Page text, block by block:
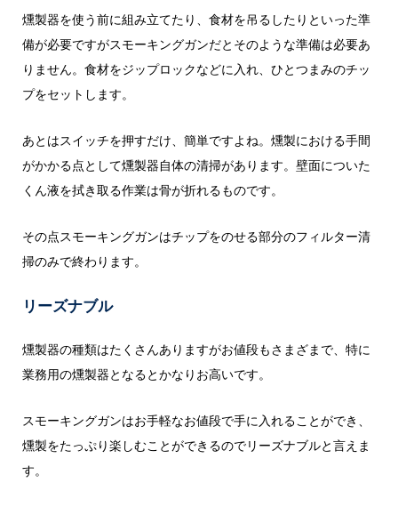
燻製器を使う前に組み立てたり、食材を吊るしたりといった準
備が必要ですがスモーキングガンだとそのような準備は必要あ
りません。食材をジップロックなどに入れ、ひとつまみのチッ
プをセットします。
あとはスイッチを押すだけ、簡単ですよね。燻製における手間
がかかる点として燻製器自体の清掃があります。壁面についた
くん液を拭き取る作業は骨が折れるものです。
その点スモーキングガンはチップをのせる部分のフィルター清
掃のみで終わります。
リーズナブル
燻製器の種類はたくさんありますがお値段もさまざまで、特に
業務用の燻製器となるとかなりお高いです。
スモーキングガンはお手軽なお値段で手に入れることができ、
燻製をたっぷり楽しむことができるのでリーズナブルと言えま
す。